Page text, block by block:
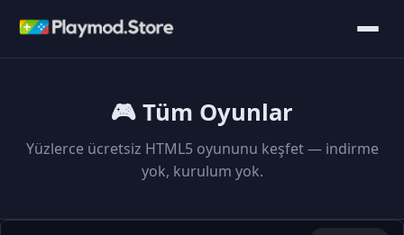
🎮 Tüm Oyunlar
Yüzlerce ücretsiz HTML5 oyununu keşfet — indirme
yok, kurulum yok.